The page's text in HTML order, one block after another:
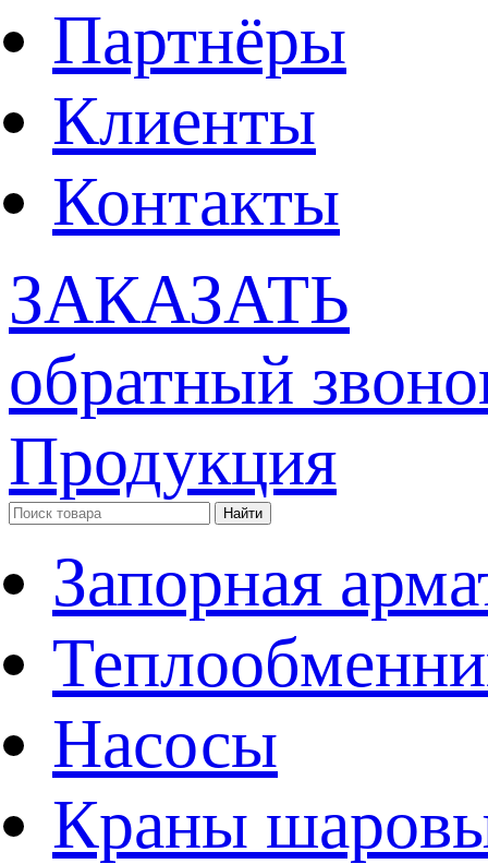
Партнёры
Клиенты
Контакты
ЗАКАЗАТЬ
обратный
Продукция
Запорная
Насосы
Краны